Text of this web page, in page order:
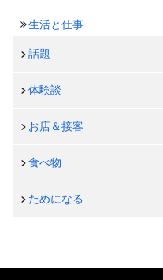
生活と仕事
話題
体験談
お店＆接客
食べ物
ためになる